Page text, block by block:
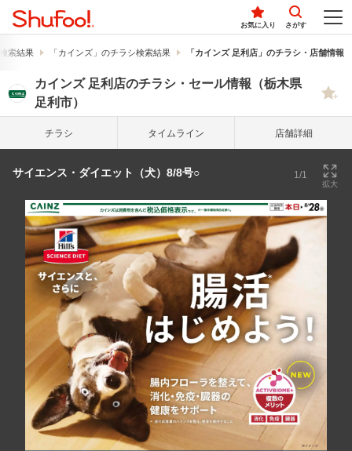
お気に入り さがす
索結果 「カインズ」のチラシ検索結果 「カインズ 足利店」のチラシ・店舗情報
カインズ 足利店のチラシ・セール情報（栃木県
足利市）
チラシ タイム ライン 店舗詳細
サイエンス・ダイエット（犬）8/8号○ 1/1
拡大